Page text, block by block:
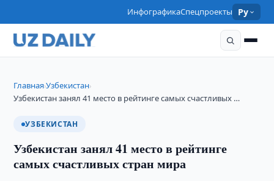
ИнфографикаСпецпроекты Ру
Главная›Узбекистан›
Узбекистан занял 41 место в рейтинге самых счастливых …
УЗБЕКИСТАН
Узбекистан занял 41 место в рейтинге
самых счастливых стран мира